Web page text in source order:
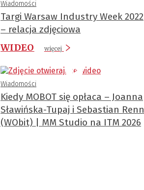
Wiadomości
Targi Warsaw Industry Week 2022
– relacja zdjęciowa
WIDEO
więcej
Wiadomości
Kiedy MOBOT się opłaca – Joanna
Sławińska-Tupaj i Sebastian Renn
(WObit) | MM Studio na ITM 2026